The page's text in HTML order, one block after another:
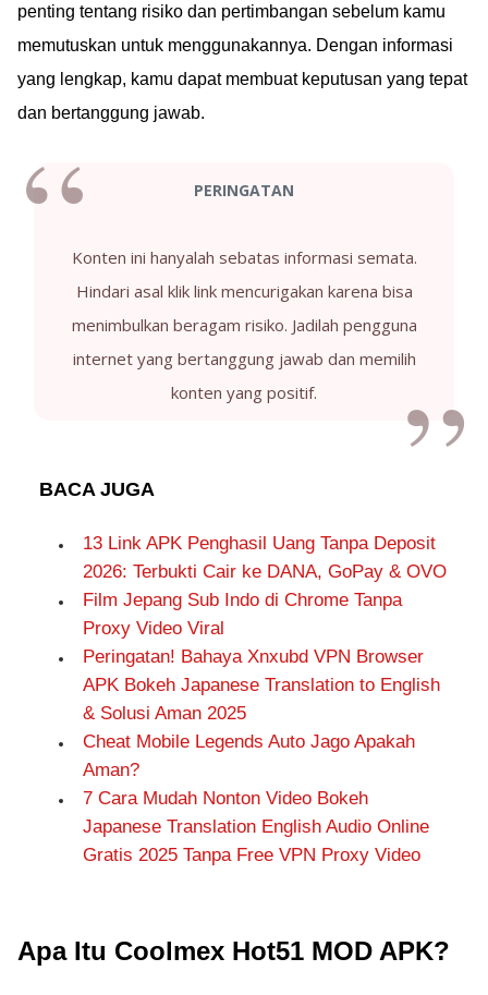
penting tentang risiko dan pertimbangan sebelum kamu
memutuskan untuk menggunakannya. Dengan informasi
yang lengkap, kamu dapat membuat keputusan yang tepat
dan bertanggung jawab.
PERINGATAN
Konten ini hanyalah sebatas informasi semata.
Hindari asal klik link mencurigakan karena bisa
menimbulkan beragam risiko. Jadilah pengguna
internet yang bertanggung jawab dan memilih
konten yang positif.
BACA JUGA
13 Link APK Penghasil Uang Tanpa Deposit
2026: Terbukti Cair ke DANA, GoPay & OVO
Film Jepang Sub Indo di Chrome Tanpa
Proxy Video Viral
Peringatan! Bahaya Xnxubd VPN Browser
APK Bokeh Japanese Translation to English
& Solusi Aman 2025
Cheat Mobile Legends Auto Jago Apakah
Aman?
7 Cara Mudah Nonton Video Bokeh
Japanese Translation English Audio Online
Gratis 2025 Tanpa Free VPN Proxy Video
Apa Itu Coolmex Hot51 MOD APK?